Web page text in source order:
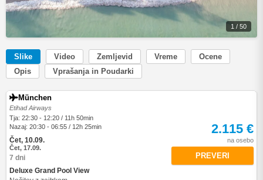
1 / 50
Slike Video Zemljevid Vreme
Ocene
Opis
Vprašanja in Poudarki
München
Etihad Airways
Tja: 22:30 - 12:20 / 11h 50min
Nazaj: 20:30 - 06:55 / 12h 25min
Čet, 10.09.
Čet, 17.09.
7 dni
Deluxe Grand Pool View
2.115 €
na osebo
PREVERI